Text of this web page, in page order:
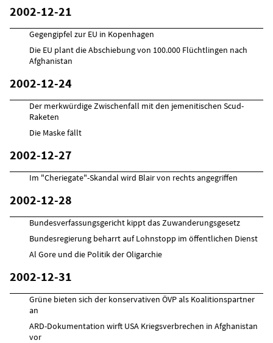
2002-12-21
Gegengipfel zur EU in Kopenhagen
Die EU plant die Abschiebung von 100.000 Flüchtlingen nach
Afghanistan
2002-12-24
Der merkwürdige Zwischenfall mit den jemenitischen Scud-
Raketen
Die Maske fällt
2002-12-27
Im "Cheriegate"-Skandal wird Blair von rechts angegriffen
2002-12-28
Bundesverfassungsgericht kippt das Zuwanderungsgesetz
Bundesregierung beharrt auf Lohnstopp im öffentlichen Dienst
Al Gore und die Politik der Oligarchie
2002-12-31
Grüne bieten sich der konservativen ÖVP als Koalitionspartner
an
ARD-Dokumentation wirft USA Kriegsverbrechen in Afghanistan
vor